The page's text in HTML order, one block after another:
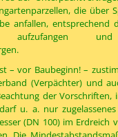
die über
anfallen, entsprechend
aufzufangen
– vor Baubeginn! –
(Verpächter) und
der Vorschriften,
u. a. nur
(DN 100) im Erdreich